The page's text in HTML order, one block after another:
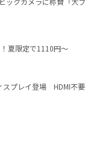
夏限定で1110円～
スプレイ登場 HDMI不要